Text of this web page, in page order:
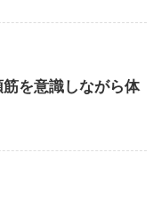
を意識しながら体